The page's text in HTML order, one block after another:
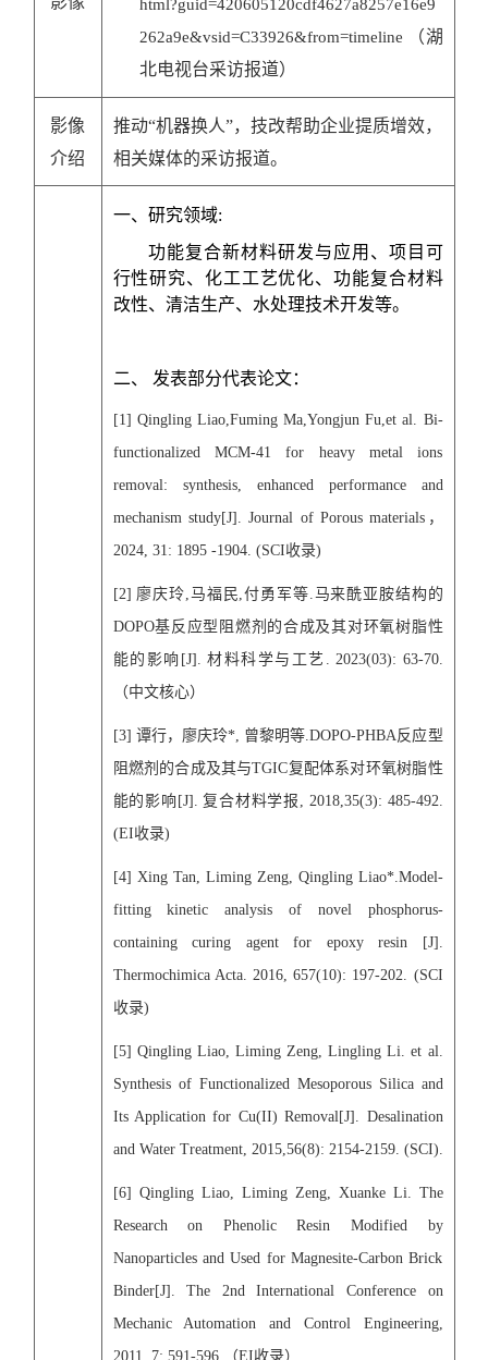
html?guid=420605120cdf4627a8257e16e9
262a9e&vsid=C33926&from=timeline
（湖
北电视台采访报道）
影像
介绍
推动“机器换人”， 技改帮助企业提质增效，
相关媒体的采访报道。
一、 研究领域:
功能复合新材料研发与应用、项目可
行性研究、化工工艺优化、功能复合材料
改性、清洁生产、水处理技术开发等。
二、 发表部分代表论文：
[1] Qingling Liao,Fuming Ma,Yongjun Fu,et al. Bi-
functionalized MCM-41 for heavy metal ions
removal: synthesis, enhanced performance and
mechanism study[J] . Journal of Porous materials ，
2024, 31: 1895 -1904. (SCI收录)
[2] 廖庆玲,马福民,付勇军等.马来酰亚胺结构的
DOPO基反应型阻燃剂的合成及其对环氧树脂性
能的影响 [J]. 材料科学与工艺 . 2023(03): 63-70.
（中文核心）
[3] 谭行，廖庆玲*, 曾黎明等.DOPO-PHBA反应型
阻燃剂的合成及其与TGIC复配体系对环氧树脂性
能的影响 [J].复合材料学报 , 2018,35(3): 485-492.
(EI收录)
[4] Xing Tan, Liming Zeng, Qingling Liao*.Model-
fitting kinetic analysis of novel phosphorus-
containing curing agent for epoxy resin [J].
Thermochimica Acta. 2016, 657(10): 197-202. (SCI
收录)
[5] Qingling Liao, Liming Zeng, Lingling Li. et al.
Synthesis of Functionalized Mesoporous Silica and
Its Application for Cu(II) Removal[J]. Desalination
and Water Treatment, 2015,56(8): 2154-2159. (SCI).
[6] Qingling Liao, Liming Zeng, Xuanke Li. The
Research on Phenolic Resin Modified by
Nanoparticles and Used for Magnesite-Carbon Brick
Binder[J]. The 2nd International Conference on
Mechanic Automation and Control Engineering,
2011, 7: 591-596.
（EI收录）